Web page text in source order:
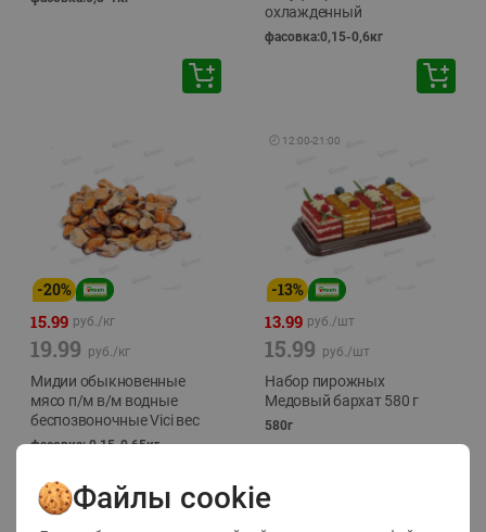
охлажденный
фасовка:0,15-0,6кг
-20%
15.99 руб./кг
19.99 руб./кг
Мидии обыкновенные
мясо п/м в/м водные
беспозвоночные Vici вес
фасовка: 0,15-0,65кг
🕘 12:00-21:00
-13%
13.99 руб./шт
15.99 руб./шт
Набор пирожных
Медовый бархат 580 г
580г
Файлы cookie